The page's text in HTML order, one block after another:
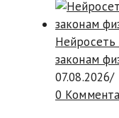
Нейросеть
законам
07.08.2026/
0